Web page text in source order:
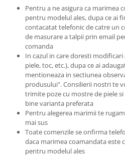
Pentru a ne asigura ca marimea
pentru modelul ales, dupa ce ai
contacatat telefonic de catre un
de masurare a talpii prin email
comanda
In cazul in care doresti
piele, toc, etc.), dupa ce ai
mentioneaza in sectiunea
produsului". Consilierii nostri te
trimite poze cu mostre de piele
bine varianta preferata
Pentru alegerea marimii te
mai sus
Toate comenzile se onfirma
daca marimea coamandata este
pentru modelul ales